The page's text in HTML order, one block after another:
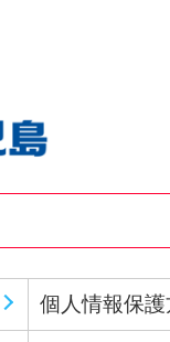
個人情報保